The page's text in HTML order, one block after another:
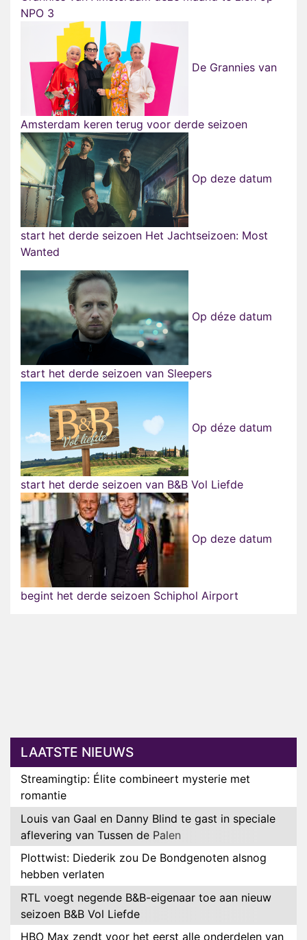
NPO 3
De Grannies van
Amsterdam keren terug voor derde seizoen
Op deze datum
start het derde seizoen Het Jachtseizoen: Most
Wanted
Op déze datum
start het derde seizoen van Sleepers
Op déze datum
start het derde seizoen van B&B Vol Liefde
Op deze datum
begint het derde seizoen Schiphol Airport
LAATSTE NIEUWS
Streamingtip: Élite combineert mysterie met
romantie
Louis van Gaal en Danny Blind te gast in speciale
aflevering van Tussen de Palen
Plottwist: Diederik zou De Bondgenoten alsnog
hebben verlaten
RTL voegt negende B&B-eigenaar toe aan nieuw
seizoen B&B Vol Liefde
HBO Max zendt voor het eerst alle onderdelen van